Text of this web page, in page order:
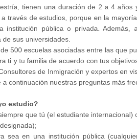
tienen una duración de 2 a 4
través de estudios, porque en la
pública o privada. Además,
sus universidades.
500 escuelas asociadas entre las que
ti y tu familia de acuerdo con tus
de Inmigración y expertos en
continuación nuestras preguntas más
estudio?
que tú (el estudiante
sea en una institución pública